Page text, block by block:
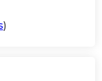
)